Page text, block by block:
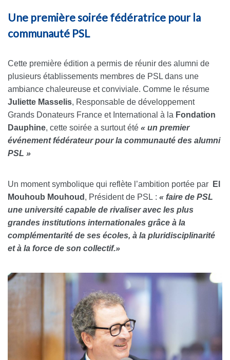
Une première soirée fédératrice pour la
communauté PSL
Cette première édition a permis de réunir des alumni de
plusieurs établissements membres de PSL dans une
ambiance chaleureuse et conviviale. Comme le résume
Juliette Masselis, Responsable de développement
Grands Donateurs France et International à la Fondation
Dauphine, cette soirée a surtout été « un premier
événement fédérateur pour la communauté des alumni
PSL »
Un moment symbolique qui reflète l’ambition portée par
El
Mouhoub Mouhoud , Président de PSL : « faire de PSL
une université capable de rivaliser avec les plus
grandes institutions internationales grâce à la
complémentarité de ses écoles, à la pluridisciplinarité
et à la force de son collectif.»